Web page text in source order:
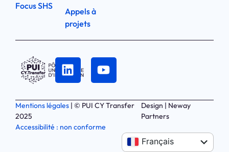
Focus SHS
Appels à
projets
Mentions légales | © PUI CY Transfer
2025
Accessibilité : non conforme
Design | Neway
Partners
Anglais
Français